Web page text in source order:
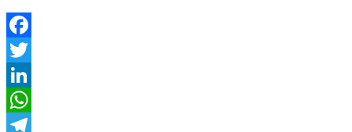
Facebook
Twitter
LinkedIn
WhatsApp